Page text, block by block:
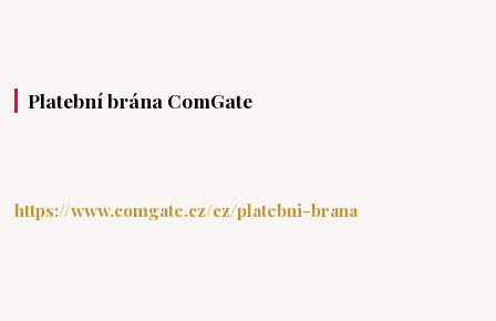
Platební brána ComGate
https://www.comgate.cz/cz/platebni-brana